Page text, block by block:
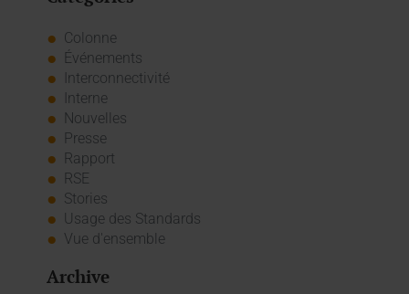
Colonne
Événements
Interconnectivité
Interne
Nouvelles
Presse
Rapport
RSE
Stories
Usage des Standards
Vue d'ensemble
Archive